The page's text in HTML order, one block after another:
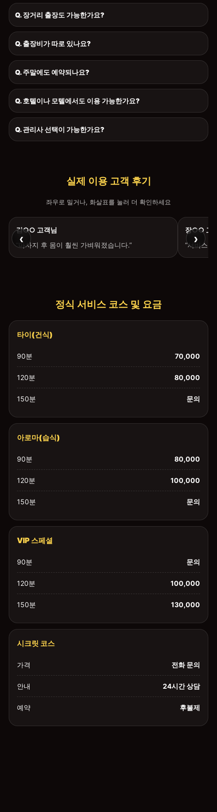
Q. 장거리 출장도 가능한가요?
Q. 출장비가 따로 있나요?
Q. 주말에도 예약되나요?
Q. 호텔이나 모텔에서도 이용 가능한가요?
Q. 관리사 선택이 가능한가요?
실제 이용 고객 후기
좌우로 밀거나, 화살표를 눌러 더 확인하세요
‹
김○○ 고객님
“마사지 후 몸이 훨씬 가벼워졌습니다.”
장○○ 고
“서비스
›
정식 서비스 코스 및 요금
타이(건식)
90분 70,000
120분 80,000
150분 문의
아로마(습식)
90분 80,000
120분 100,000
150분 문의
VIP 스페셜
90분 문의
120분 100,000
150분 130,000
시크릿 코스
가격 전화 문의
안내 24시간 상담
예약 후불제